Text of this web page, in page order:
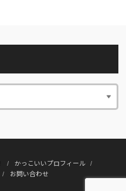
かっこいいプロフィール
お問い合わせ